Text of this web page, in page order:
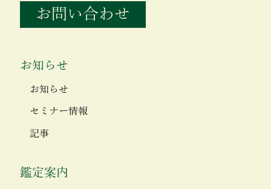
お問い合わせ
お知らせ
お知らせ
セミナー情報
記事
鑑定案内